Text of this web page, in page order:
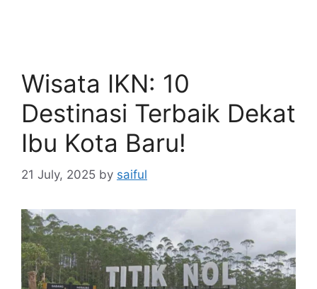
Wisata IKN: 10
Destinasi Terbaik Dekat
Ibu Kota Baru!
21 July, 2025 by saiful